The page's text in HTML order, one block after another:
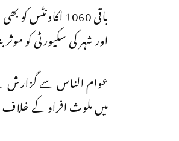
باقی 1060
اور شہر کی سکیورٹی کو
عوام الناس سے گزارش
میں ملوث افراد کے خلاف